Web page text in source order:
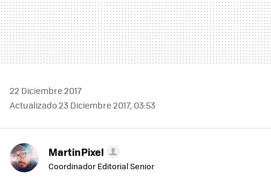
22 Diciembre 2017
Actualizado 23 Diciembre 2017, 03:53
MartinPixel
Coordinador Editorial Senior